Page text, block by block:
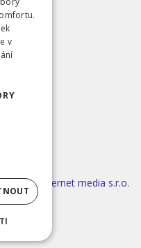
INIZIO Internet media s.r.o.
v